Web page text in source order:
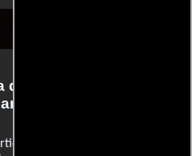
de
El Mundo
pavorosa (...) Un cuento